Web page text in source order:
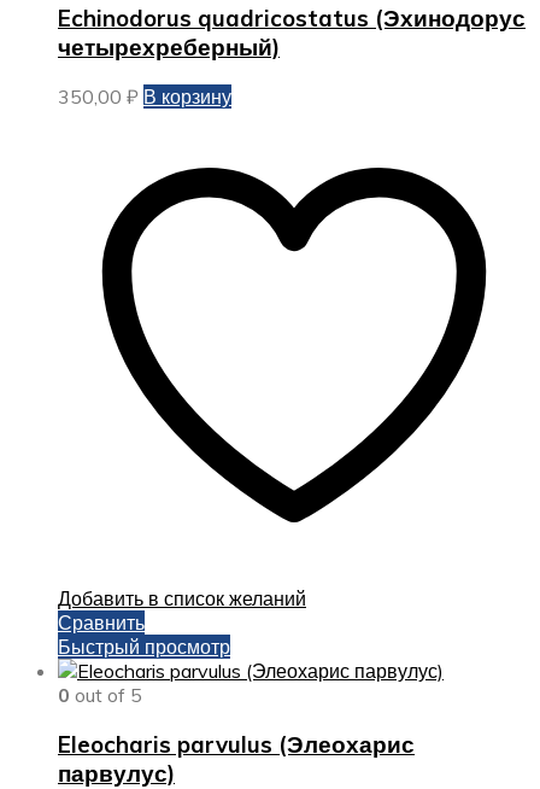
Echinodorus quadricostatus (Эхинодорус
четырехреберный)
350,00 ₽ В корзину
Добавить в список желаний
Сравнить
Быстрый просмотр
0 out of 5
Eleocharis parvulus (Элеохарис
парвулус)